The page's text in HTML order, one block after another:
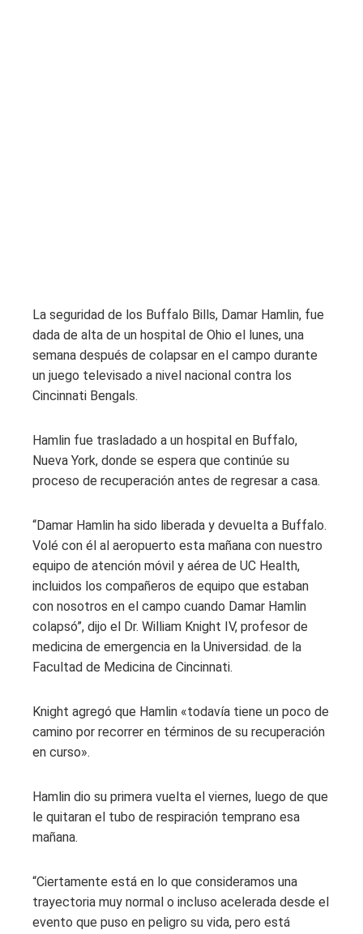
La seguridad de los Buffalo Bills, Damar Hamlin, fue
dada de alta de un hospital de Ohio el lunes, una
semana después de colapsar en el campo durante
un juego televisado a nivel nacional contra los
Cincinnati Bengals.
Hamlin fue trasladado a un hospital en Buffalo,
Nueva York, donde se espera que continúe su
proceso de recuperación antes de regresar a casa.
“Damar Hamlin ha sido liberada y devuelta a Buffalo.
Volé con él al aeropuerto esta mañana con nuestro
equipo de atención móvil y aérea de UC Health,
incluidos los compañeros de equipo que estaban
con nosotros en el campo cuando Damar Hamlin
colapsó”, dijo el Dr. William Knight IV, profesor de
medicina de emergencia en la Universidad. de la
Facultad de Medicina de Cincinnati.
Knight agregó que Hamlin «todavía tiene un poco de
camino por recorrer en términos de su recuperación
en curso».
Hamlin dio su primera vuelta el viernes, luego de que
le quitaran el tubo de respiración temprano esa
mañana.
“Ciertamente está en lo que consideramos una
trayectoria muy normal o incluso acelerada desde el
evento que puso en peligro su vida, pero está